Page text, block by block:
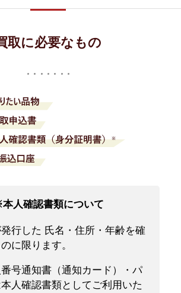
取に必要なもの
人確認書類について
行した 氏名・住所・年齢を確
に限ります。
号通知書（通知カード）・パ
人確認書類としてご利用いた